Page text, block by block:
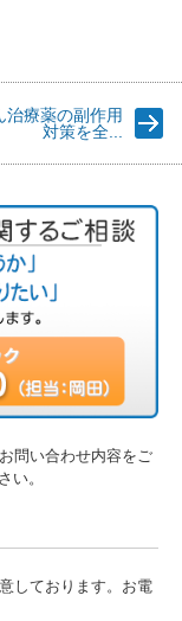
治療薬の副作用
対策を全...
問い合わせ内容をご
い。
しております。お電